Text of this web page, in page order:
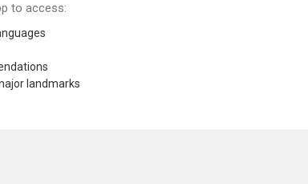
to access:
landmarks